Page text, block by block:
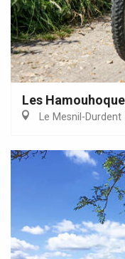
Les
Le Mesnil-Durdent